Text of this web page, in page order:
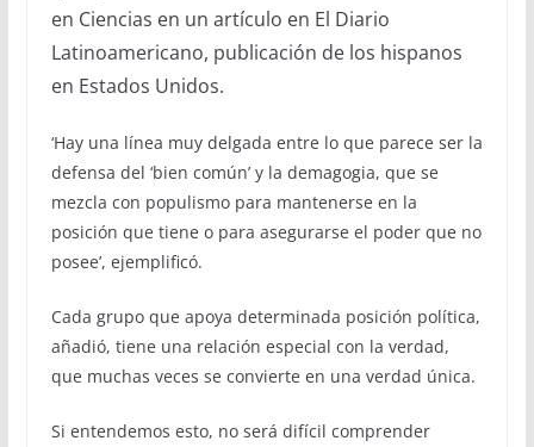
en Ciencias en un artículo en El Diario
Latinoamericano, publicación de los hispanos
en Estados Unidos.
‘Hay una línea muy delgada entre lo que parece ser la
defensa del ‘bien común’ y la demagogia, que se
mezcla con populismo para mantenerse en la
posición que tiene o para asegurarse el poder que no
posee’, ejemplificó.
Cada grupo que apoya determinada posición política,
añadió, tiene una relación especial con la verdad,
que muchas veces se convierte en una verdad única.
Si entendemos esto, no será difícil comprender